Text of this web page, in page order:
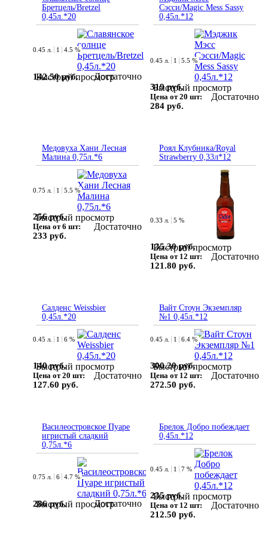
Бретцель/Bretzel
0,45л.*20
Быстрый просмотр
0.45 л. 1 4.5 %
142.50 руб. Достаточно
Сэсси/Magic Mess Sassy
0,45л.*12
Быстрый просмотр
0.45 л. 1 5.5 %
319 руб.
Цена от 20 шт:
284 руб.
Достаточно
Медовуха Хани Лесная
Малина 0,75л.*6
Быстрый просмотр
0.75 л. 1 5.5 %
256 руб.
Цена от 6 шт:
233 руб.
Достаточно
Роял Клубника/Royal
Strawberry 0,33л*12
Быстрый просмотр
0.33 л. 5 %
135.30 руб.
Цена от 12 шт:
121.80 руб.
Достаточно
Салденс Weissbier
0,45л.*20
Быстрый просмотр
0.45 л. 1 6 %
140 руб.
Цена от 20 шт:
127.60 руб.
Достаточно
Вайт Стоун Экземпляр
№1 0,45л.*12
Быстрый просмотр
0.45 л. 1 6.4 %
300.20 руб.
Цена от 12 шт:
272.50 руб.
Достаточно
Василеостровское Пуаре
игристый сладкий
0,75л.*6
Быстрый просмотр
0.75 л. 6 4.7 %
286 руб. Достаточно
Брелок Добро побеждает
0,45л.*12
Быстрый просмотр
0.45 л. 1 7 %
235 руб.
Цена от 12 шт:
212.50 руб.
Достаточно